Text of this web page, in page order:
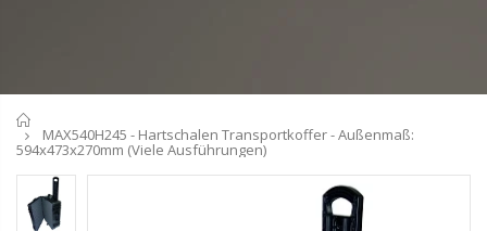
MAX540H245 - Hartschalen Transportkoffer - Außenmaß:
594x473x270mm (Viele Ausführungen)